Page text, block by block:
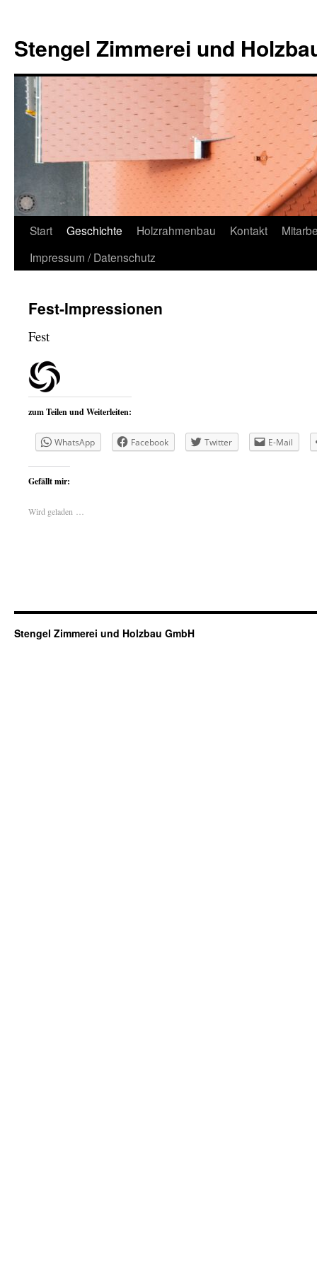
springen
Stengel Zimmerei und
Start Geschichte Holzrahmenbau Kontakt
Impressum / Datenschutz
Fest-Impressionen
Fest
zum Teilen und Weiterleiten:
WhatsApp Facebook Twitter E-Mail
Gefällt mir:
Wird geladen …
Stengel Zimmerei und Holzbau GmbH